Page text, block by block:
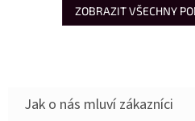
ZOBRAZIT VŠECHNY